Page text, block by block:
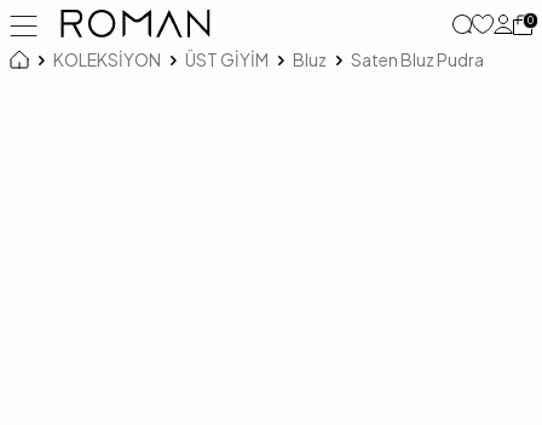
0
KOLEKSİYON ÜST GİYİM Bluz Saten Bluz Pudra